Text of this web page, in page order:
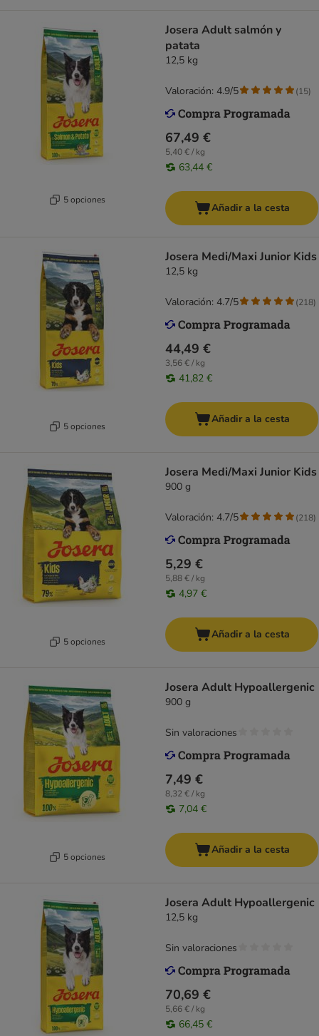
5 opciones
Josera Adult salmón y
patata
12,5 kg
67,49 €
5,40 € / kg
63,44 €
Valoración: 4.9/5 (15)
Añadir a la cesta
5 opciones
Josera Medi/Maxi Junior Kids
12,5 kg
44,49 €
3,56 € / kg
41,82 €
Valoración: 4.7/5 (218)
Añadir a la cesta
5 opciones
Josera Medi/Maxi Junior Kids
900 g
5,29 €
5,88 € / kg
4,97 €
Valoración: 4.7/5 (218)
Añadir a la cesta
5 opciones
Josera Adult Hypoallergenic
900 g
7,49 €
8,32 € / kg
7,04 €
Sin valoraciones
Añadir a la cesta
Josera Adult Hypoallergenic
12,5 kg
70,69 €
5,66 € / kg
66,45 €
Sin valoraciones